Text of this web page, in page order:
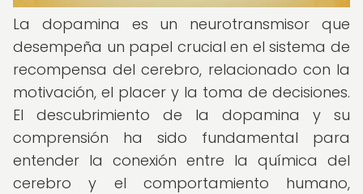
La dopamina es un neurotransmisor que
desempeña un papel crucial en el sistema de
recompensa del cerebro, relacionado con la
motivación, el placer y la toma de decisiones.
El descubrimiento de la dopamina y su
comprensión ha sido fundamental para
entender la conexión entre la química del
cerebro y el comportamiento humano,